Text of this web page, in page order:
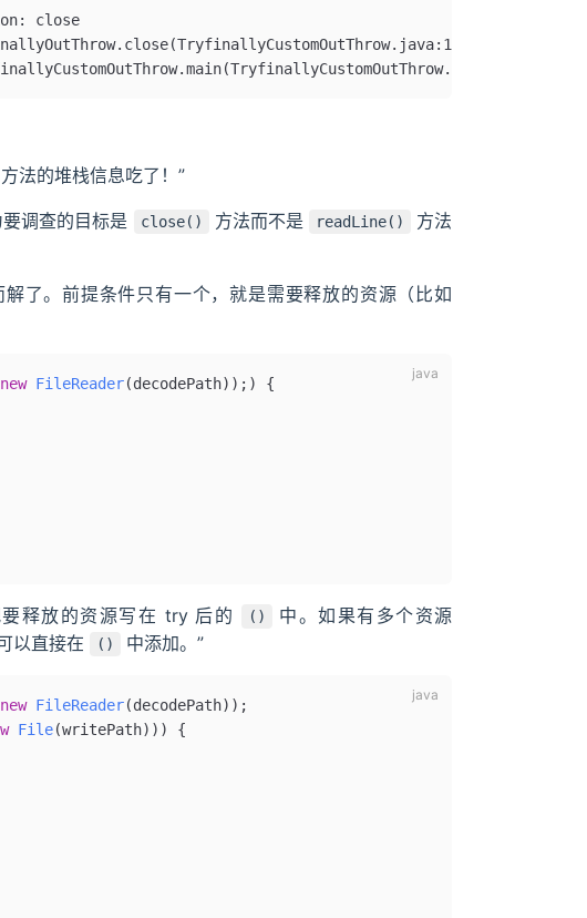
close
方法的堆栈信息吃了！”
调查的目标是 close() 方法而不是 readLine()
方法
了。前提条件只有一个，就是需要释放的资源（比如
new FileReader(decodePath)) ; ) {
释放的资源写在 try 后的 ()
中。如果有多个资源
以直接在
() 中添加。”
new FileReader(decodePath)) ;
File(writePath))) {